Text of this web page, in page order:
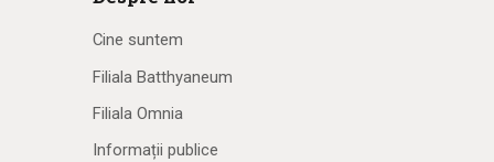
Cine suntem
Filiala Batthyaneum
Filiala Omnia
Informații publice